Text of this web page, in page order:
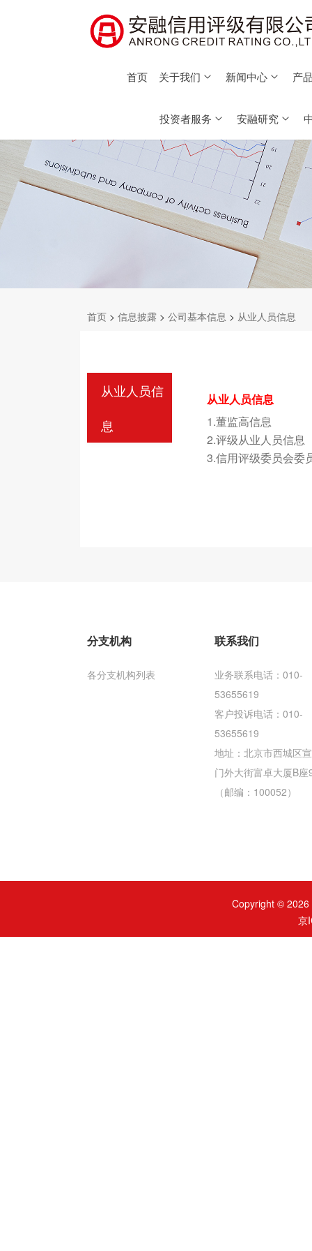
首页 关于我们 新闻中心 产
投资者服务 安融研究
首页 > 信息披露 > 公司基本信息 > 从业人员信息
从业人员信
息
从业人员信息
1.董监高信息
2.评级从业人员信息
3.信用评级委员会委
分支机构
各分支机构列表
联系我们
业务联系电话：010-
53655619
客户投诉电话：010-
53655619
地址：北京市西城区
门外大街富卓大厦B座
（邮编：100052）
Copyright © 2026
京